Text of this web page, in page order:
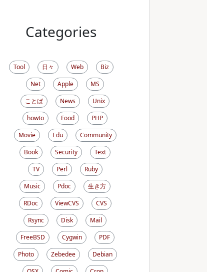
Categories
Tool 日々 Web
Biz
Net
Apple
MS
ことば
News
Unix
howto
Food
PHP
Movie
Edu
Community
Book
Security
Text
TV
Perl
Ruby
Music
Pdoc
生き方
RDoc
ViewCVS
CVS
Rsync
Disk
Mail
FreeBSD
Cygwin
PDF
Photo
Zebedee
Debian